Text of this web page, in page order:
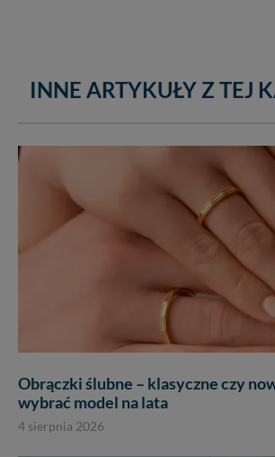
INNE ARTYKUŁY Z TEJ
Obrączki ślubne – klasyczne czy
wybrać model na lata
4 sierpnia 2026